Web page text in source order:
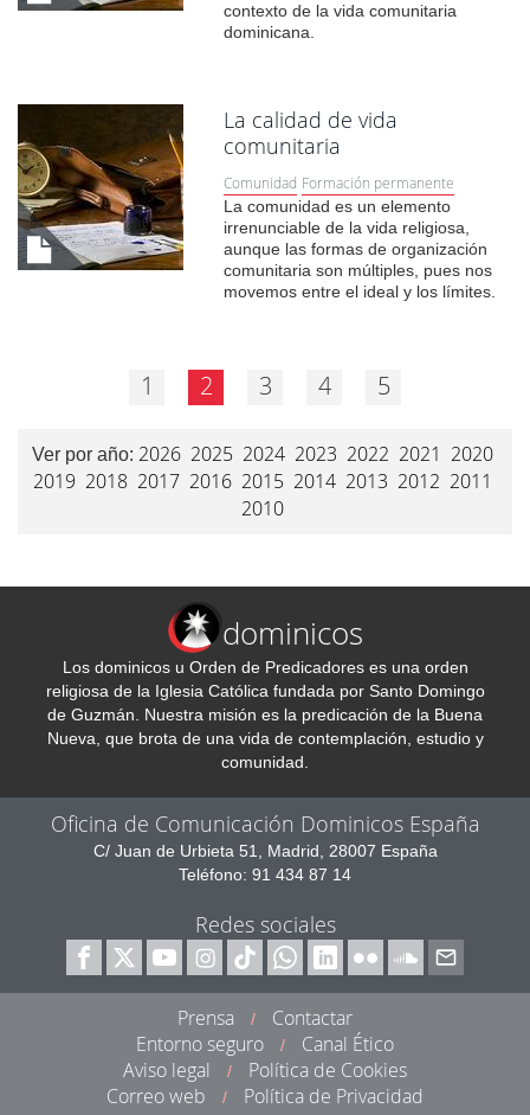
contexto de la vida comunitaria
dominicana.
La calidad de vida
comunitaria
Comunidad Formación permanente
La comunidad es un elemento
irrenunciable de la vida religiosa,
aunque las formas de organización
comunitaria son múltiples, pues nos
movemos entre el ideal y los límites.
1 2 3 4 5
Ver por año: 2026 2025 2024 2023 2022 2021 2020
2019 2018 2017 2016 2015 2014 2013 2012 2011
2010
dominicos
Los dominicos u Orden de Predicadores es una orden
religiosa de la Iglesia Católica fundada por Santo Domingo
de Guzmán. Nuestra misión es la predicación de la Buena
Nueva, que brota de una vida de contemplación, estudio y
comunidad.
Oficina de Comunicación Dominicos España
C/ Juan de Urbieta 51, Madrid, 28007 España
Teléfono: 91 434 87 14
Redes sociales
Prensa /
Contactar
Entorno seguro
/
Canal Ético
Aviso legal
/
Política de Cookies
Correo web
/ Política de Privacidad